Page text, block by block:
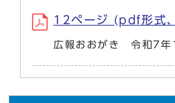
12ページ (pdf形式
広報おおがき 令和7年